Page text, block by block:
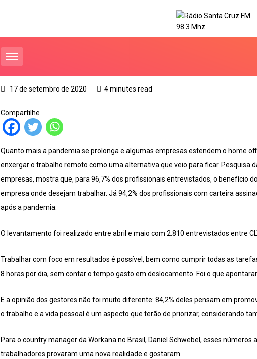
17 de setembro de 2020 4 minutes read
Compartilhe
Quanto mais a pandemia se prolonga e algumas empresas estendem o home
enxergar o trabalho remoto como uma alternativa que veio para ficar. Pesquisa
empresas, mostra que, para 96,7% dos profissionais entrevistados, o benefício
empresa onde desejam trabalhar. Já 94,2% dos profissionais com carteira
após a pandemia.
O levantamento foi realizado entre abril e maio com 2.810 entrevistados entre
Trabalhar com foco em resultados é possível, bem como cumprir todas as
8 horas por dia, sem contar o tempo gasto em deslocamento. Foi o que
E a opinião dos gestores não foi muito diferente: 84,2% deles pensam em
o trabalho e a vida pessoal é um aspecto que terão de priorizar, considerando
Para o country manager da Workana no Brasil, Daniel Schwebel, esses
trabalhadores provaram uma nova realidade e gostaram.